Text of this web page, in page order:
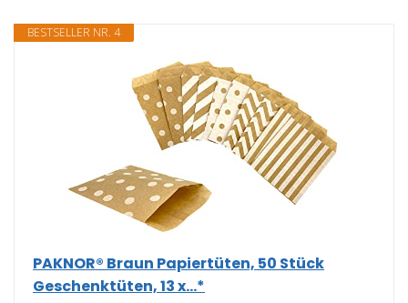
BESTSELLER NR. 4
PAKNOR® Braun Papiertüten, 50 Stück
Geschenktüten, 13 x...*